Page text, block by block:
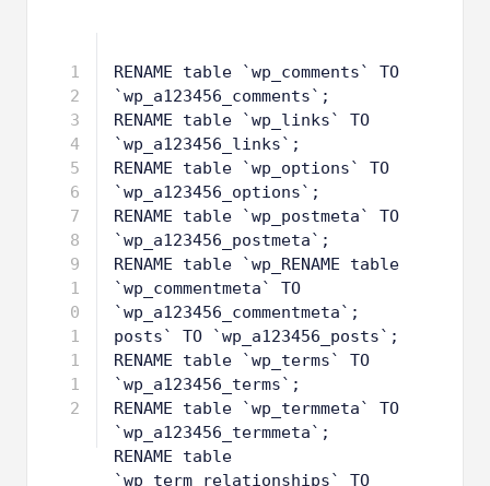
1
2
3
4
5
6
7
RENAME table `wp_comments` TO
`wp_a123456_comments`;
RENAME table `wp_links` TO
`wp_a123456_links`;
RENAME table `wp_options` TO
`wp_a123456_options`;
RENAME table `wp_postmeta` TO
`wp_a123456_postmeta`;
RENAME table `wp_RENAME table
`wp_commentmeta` TO
`wp_a123456_commentmeta`;
posts` TO `wp_a123456_posts`;
RENAME table `wp_terms` TO
`wp_a123456_terms`;
RENAME table `wp_termmeta` TO
`wp_a123456_termmeta`;
RENAME table